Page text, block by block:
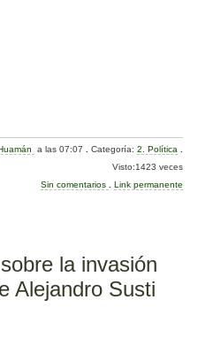
a las 07:07 .Categoría:2. Política
Visto:1423 veces
Sin comentarios
Link permanente
la invasión
Alejandro Susti